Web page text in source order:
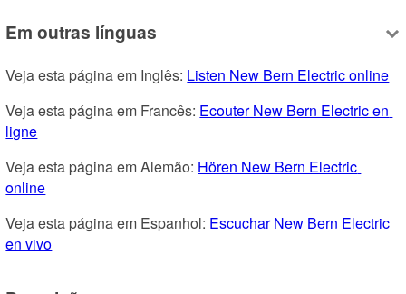
Em outras línguas
Veja esta página em Inglês: Listen New Bern Electric online
Veja esta página em Francês: Ecouter New Bern Electric en
ligne
Veja esta página em Alemão: Hören New Bern Electric
online
Veja esta página em Espanhol: Escuchar New Bern Electric
en vivo